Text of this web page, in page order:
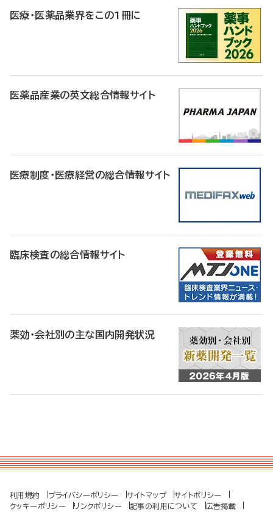
医療・医薬品業界をこの1冊に
医薬品産業の英文総合情報サイト
医療制度・医療経営の総合情報サイト
臨床検査の総合情報サイト
薬効・会社別の主な国内開発状況
利用規約 プライバシーポリシー サイトマップ
サイトポリシー
クッキーポリシー
リンクポリシー 記事の利用について 広告掲載